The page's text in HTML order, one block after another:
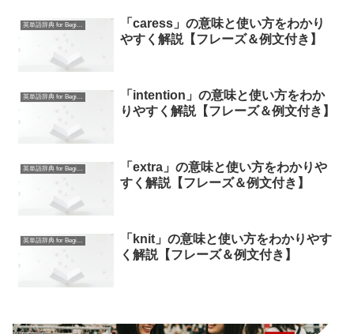
英単語辞典 for Beginners
「caress」の意味と使い方をわかり
やすく解説【フレーズ＆例文付き】
英単語辞典 for Beginners
「intention」の意味と使い方をわか
りやすく解説【フレーズ＆例文付き】
英単語辞典 for Beginners
「extra」の意味と使い方をわかりや
すく解説【フレーズ＆例文付き】
英単語辞典 for Beginners
「knit」の意味と使い方をわかりやす
く解説【フレーズ＆例文付き】